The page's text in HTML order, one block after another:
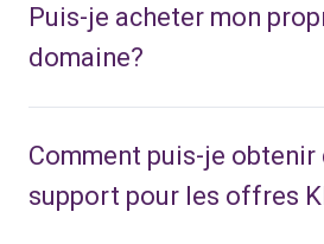
Puis-je acheter mon
domaine?
Comment puis-je obtenir
support pour les offres